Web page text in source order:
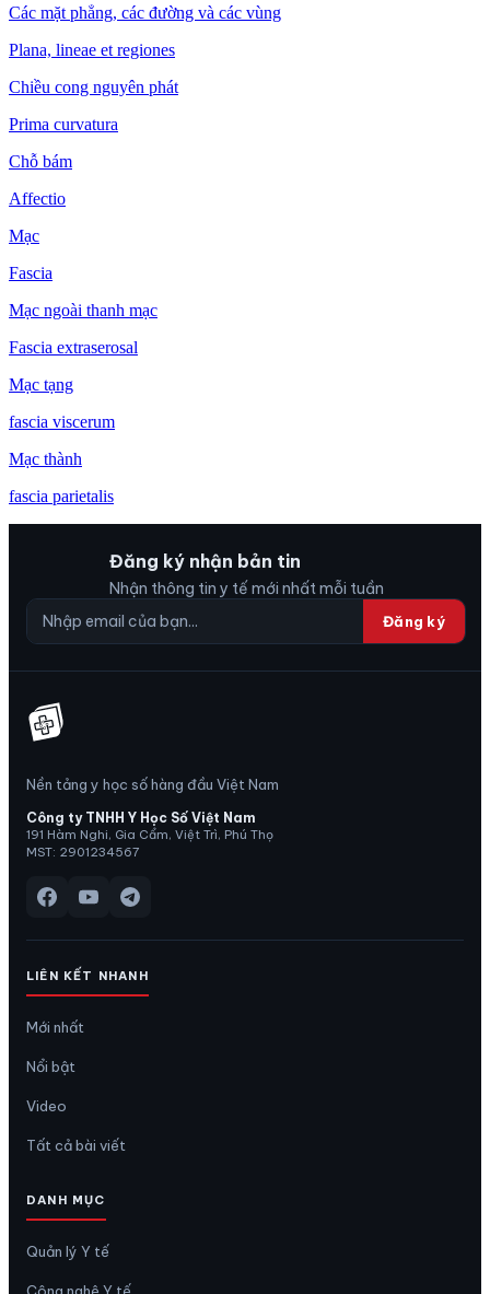
Các mặt phẳng, các đường và các vùng
Plana, lineae et regiones
Chiều cong nguyên phát
Prima curvatura
Chỗ bám
Affectio
Mạc
Fascia
Mạc ngoài thanh mạc
Fascia extraserosal
Mạc tạng
fascia viscerum
Mạc thành
fascia parietalis
Đăng ký nhận bản tin
Nhận thông tin y tế mới nhất mỗi tuần
Đăng ký
Nền tảng y học số hàng đầu Việt Nam
Công ty TNHH Y Học Số Việt Nam
191 Hàm Nghi, Gia Cẩm, Việt Trì, Phú Thọ
MST: 2901234567
LIÊN KẾT NHANH
Mới nhất
Nổi bật
Video
Tất cả bài viết
DANH MỤC
Quản lý Y tế
Công nghệ Y tế